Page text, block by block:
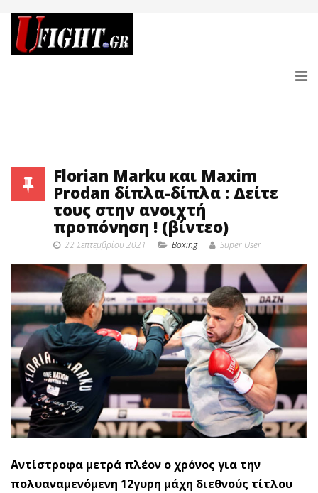
Florian Marku και Maxim
Prodan δίπλα-δίπλα : Δείτε
τους στην ανοιχτή
προπόνηση ! (βίντεο)
22 Σεπτεμβρίου 2021 Boxing Super User
Αντίστροφα μετρά πλέον ο χρόνος για την
πολυαναμενόμενη 12γυρη μάχη διεθνούς τίτλου